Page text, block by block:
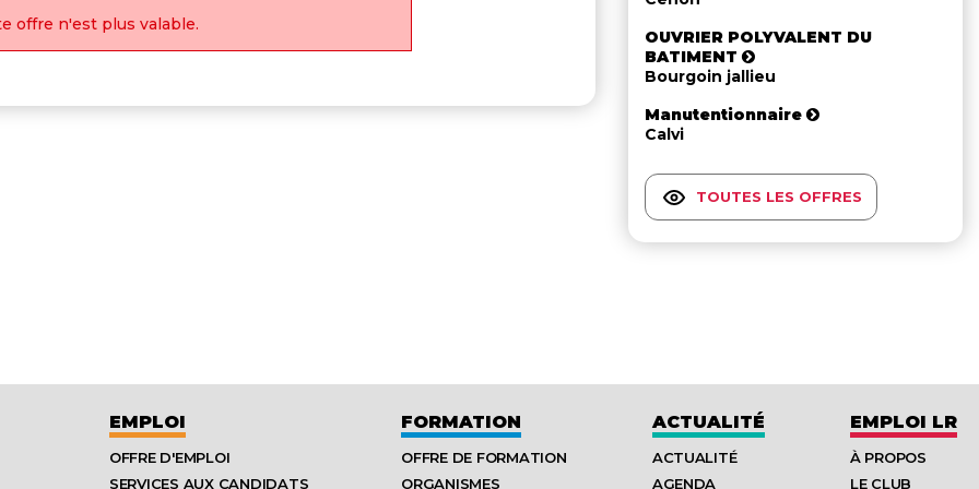
offre n'est plus valable.
OUVRIER POLYVALENT DU
BATIMENT
Bourgoin jallieu
Manutentionnaire
Calvi
TOUTES LES OFFRES
EMPLOI
OFFRE D'EMPLOI
SERVICES AUX CANDIDATS
FORMATION
OFFRE DE FORMATION
ORGANISMES
ACTUALITÉ
ACTUALITÉ
AGENDA
EMPLOI LR
À PROPOS
LE CLUB